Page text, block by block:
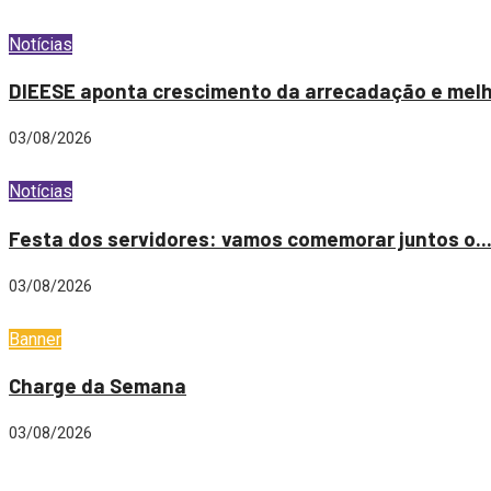
Notícias
DIEESE aponta crescimento da arrecadação e
03/08/2026
Notícias
Festa dos servidores: vamos comemorar juntos o...
03/08/2026
Banner
Charge da Semana
03/08/2026